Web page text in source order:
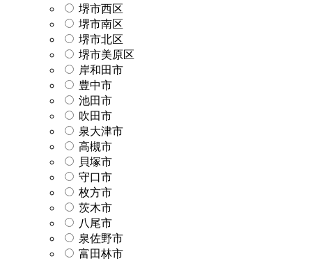
堺市西区
堺市南区
堺市北区
堺市美原区
岸和田市
豊中市
池田市
吹田市
泉大津市
高槻市
貝塚市
守口市
枚方市
茨木市
八尾市
泉佐野市
富田林市